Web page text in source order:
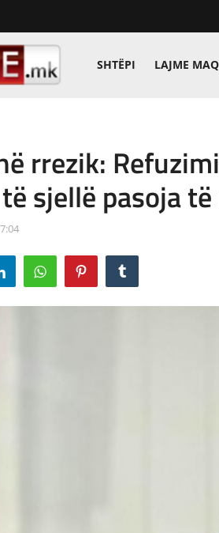
SHTËPI LAJME
rrezik:
sjellë pasoja